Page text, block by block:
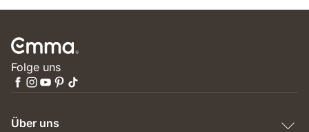
Folge uns
Über uns